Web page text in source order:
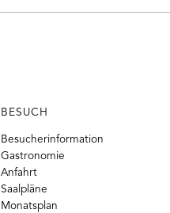
BESUCH
Besucherinformation
Gastronomie
Anfahrt
Saalpläne
Monatsplan